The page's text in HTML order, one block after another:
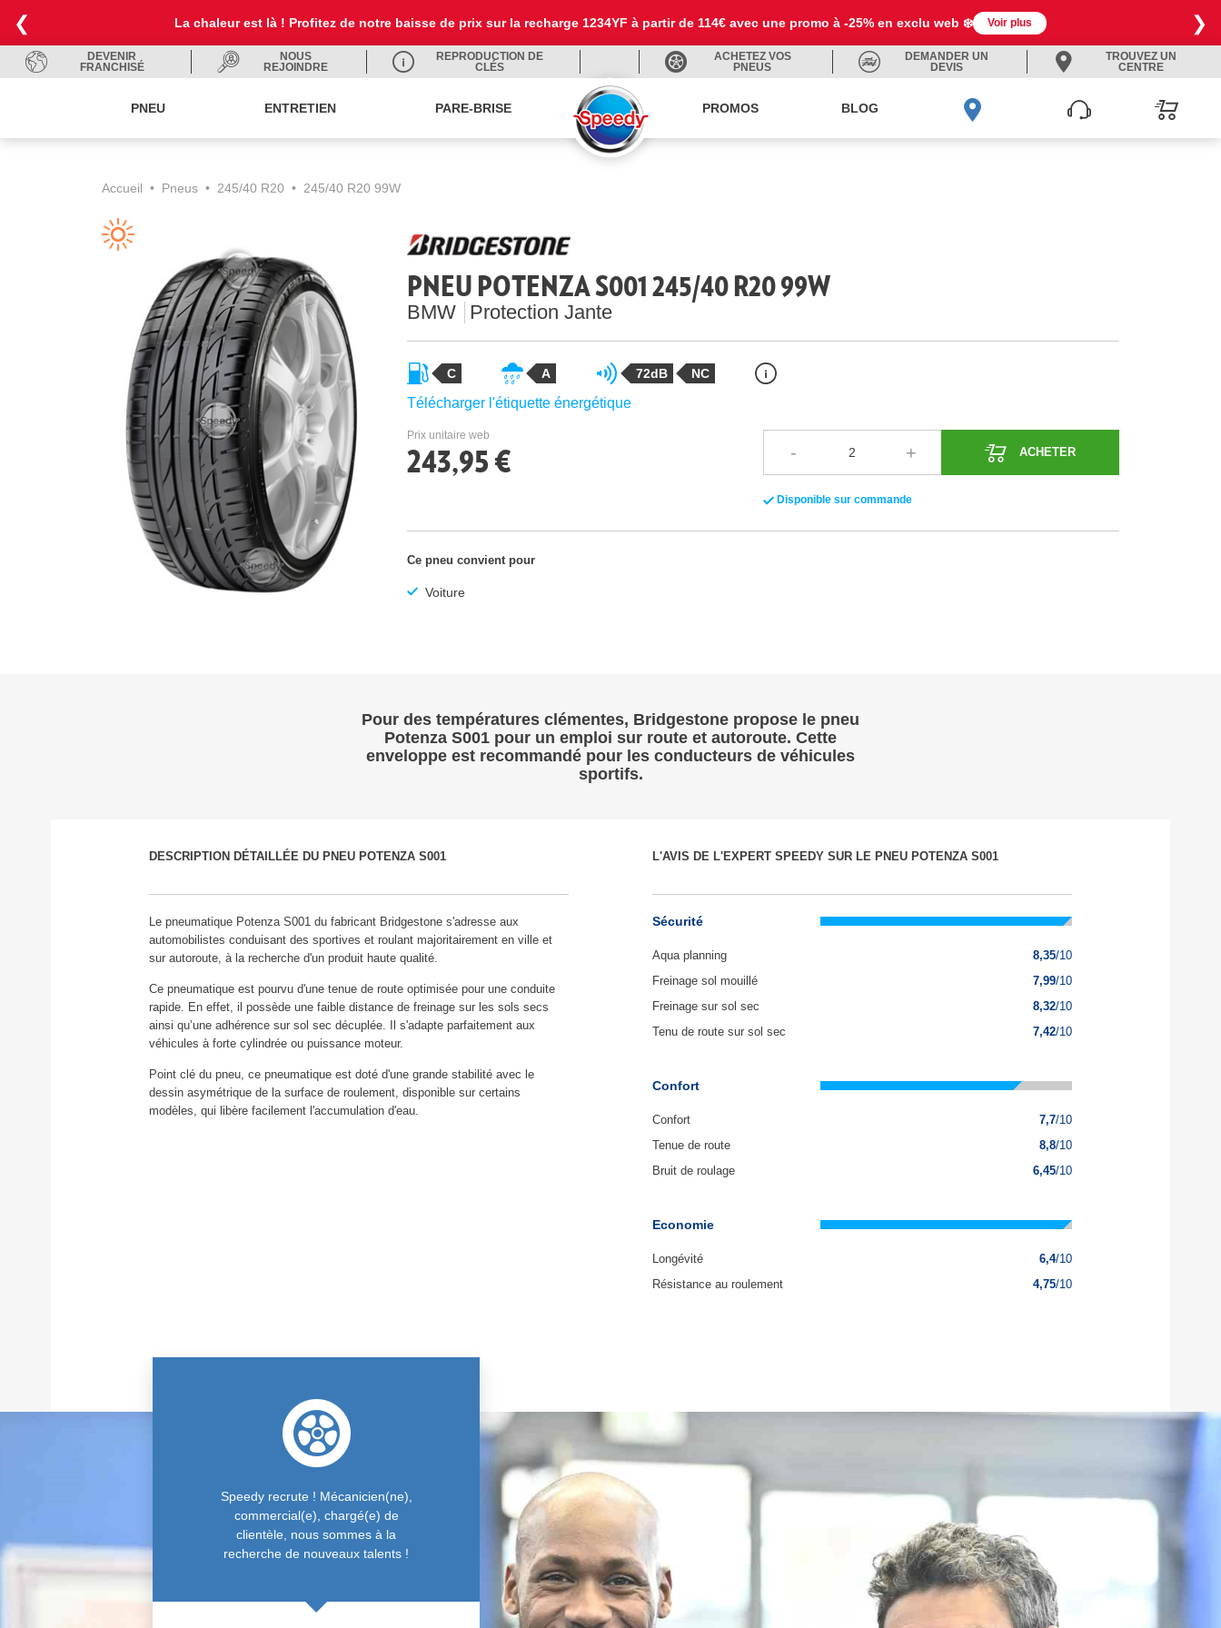
❮ La chaleur est là ! Profitez de notre baisse de prix sur la recharge 1234YF à partir de 114€ avec une promo à -25% en exclu web ❄️ Voir plus ❯
DEVENIR
FRANCHISÉ
NOUS
REJOINDRE
REPRODUCTION DE
CLÉS
TROUVEZ UN
CENTRE
DEMANDER UN
DEVIS
ACHETEZ VOS
PNEUS
PNEU ENTRETIEN PARE-BRISE PROMOS BLOG
Accueil • Pneus • 245/40 R20 • 245/40 R20 99W
PNEU POTENZA S001 245/40 R20 99W
BMW Protection Jante
C A 72dB NC
Télécharger l'étiquette énergétique
Prix unitaire web
243,95 € ACHETER
Disponible sur commande
Ce pneu convient pour
Voiture
Pour des températures clémentes, Bridgestone propose le pneu
Potenza S001 pour un emploi sur route et autoroute. Cette
enveloppe est recommandé pour les conducteurs de véhicules
sportifs.
DESCRIPTION DÉTAILLÉE DU PNEU POTENZA S001
Le pneumatique Potenza S001 du fabricant Bridgestone s'adresse aux
automobilistes conduisant des sportives et roulant majoritairement en ville et
sur autoroute, à la recherche d'un produit haute qualité.
Ce pneumatique est pourvu d'une tenue de route optimisée pour une conduite
rapide. En effet, il possède une faible distance de freinage sur les sols secs
ainsi qu’une adhérence sur sol sec décuplée. Il s'adapte parfaitement aux
véhicules à forte cylindrée ou puissance moteur.
Point clé du pneu, ce pneumatique est doté d'une grande stabilité avec le
dessin asymétrique de la surface de roulement, disponible sur certains
modèles, qui libère facilement l'accumulation d'eau.
L'AVIS DE L'EXPERT SPEEDY SUR LE PNEU POTENZA S001
Sécurité
Aqua planning 8,35/10
Freinage sol mouillé
7,99/10
Freinage sur sol sec
8,32/10
Tenu de route sur sol sec
7,42/10
Confort
Confort 7,7/10
Tenue de route
8,8/10
Bruit de roulage
6,45/10
Economie
Longévité 6,4/10
Résistance au roulement
4,75/10
Speedy recrute ! Mécanicien(ne),
commercial(e), chargé(e) de
clientèle, nous sommes à la
recherche de nouveaux talents !